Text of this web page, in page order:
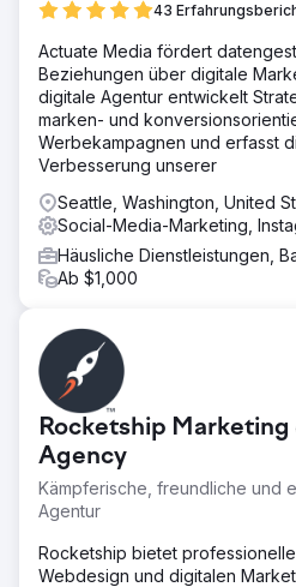
43
Actuate Media fördert
Beziehungen über digitale
digitale Agentur entwickelt
marken- und
Werbekampagnen und erfasst
Verbesserung unserer
Seattle, Washington, United
Social-Media-Marketing,
Häusliche Dienstleistungen,
Ab $1,000
Rocketship Marketing
Agency
Kämpferische, freundliche und
Agentur
Rocketship bietet
Webdesign und digitalen